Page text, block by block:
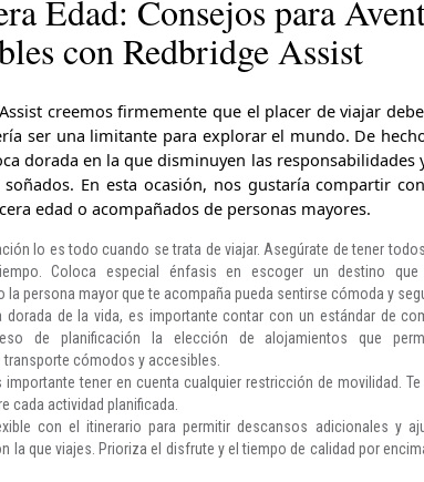
Edad: Consejos para
con Redbridge Assist
creemos firmemente que el placer de viajar
ser una limitante para explorar el mundo. De
dorada en la que disminuyen las responsabilidades
En esta ocasión, nos gustaría compartir
edad o acompañados de personas mayores.
lo es todo cuando se trata de viajar. Asegúrate de tener
Coloca especial énfasis en escoger un destino
persona mayor que te acompaña pueda sentirse cómoda y
dorada de la vida, es importante contar con un estándar de
de planificación la elección de alojamientos que
cómodos y accesibles.
tener en cuenta cualquier restricción de movilidad.
cada actividad planificada.
con el itinerario para permitir descansos adicionales y
la que viajes. Prioriza el disfrute y el tiempo de calidad por